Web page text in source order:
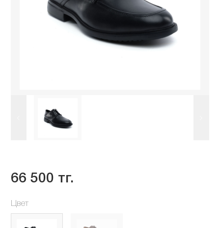
66 500 тг.
Цвет